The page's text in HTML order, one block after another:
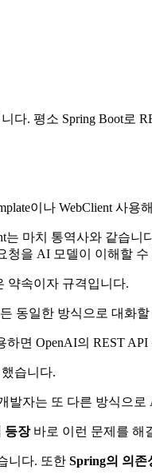
. 평소 Spring Boot로
이나 WebClient 사용
는 마치 통역사와 같습
청을 AI 모델이 이해할
약속이자 규격입니다.
동일한 방식으로 대화
면 OpenAI의 REST
습니다.
발자는 또 다른 방식으
등장바로 이런 문제를 해
니다. 또한 Spring의 의존